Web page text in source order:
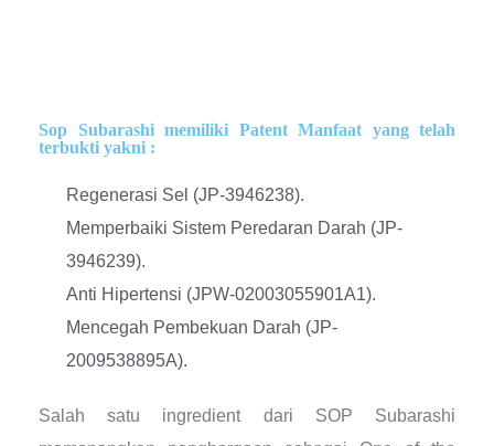
Sop Subarashi memiliki Patent Manfaat yang telah
terbukti yakni :
Regenerasi Sel (JP-3946238).
Memperbaiki Sistem Peredaran Darah (JP-
3946239).
Anti Hipertensi (JPW-02003055901A1).
Mencegah Pembekuan Darah (JP-
2009538895A).
Salah satu ingredient dari SOP Subarashi